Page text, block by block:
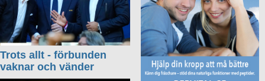
Trots allt - förbunden
vaknar och vänder